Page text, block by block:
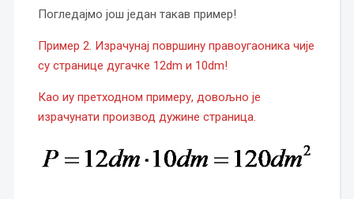
Погледајмо још један такав пример!
Пример 2. Израчунај површину правоугаоника чије
су странице дугачке 12dm и 10dm!
Као иу претходном примеру, довољно је
израчунати производ дужине страница.